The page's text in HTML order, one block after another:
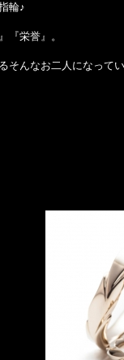
輪♪
『栄誉』。
そんなお二人になって